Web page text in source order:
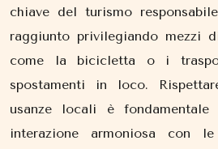
chiave del turismo
raggiunto privilegiando mezzi
come la bicicletta o i
spostamenti in loco.
usanze locali è fondamentale
interazione armoniosa con